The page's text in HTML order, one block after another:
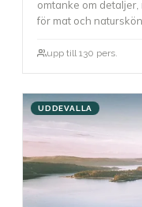
omtanke om
för mat och
upp till 130 pers.
UDDEVALLA